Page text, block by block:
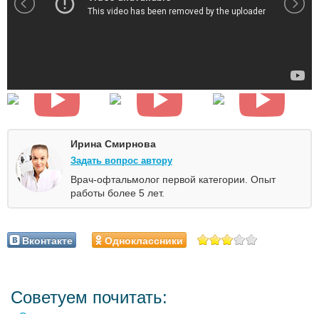
Ирина Смирнова
Задать вопрос автору
Врач-офтальмолог первой категории. Опыт
работы более 5 лет.
Вконтакте Одноклассники
Советуем почитать: